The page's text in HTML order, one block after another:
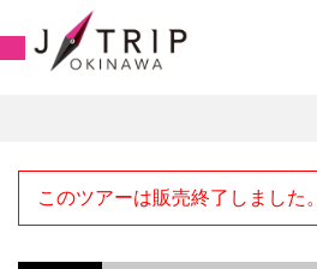
このツアーは販売終了しました。